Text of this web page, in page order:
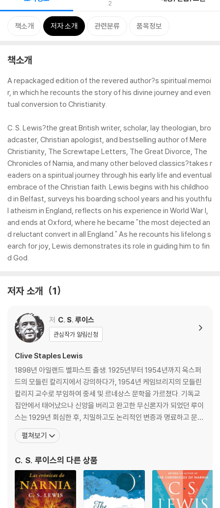
2
책소개 저자 소개 관련분류 품목정보
책소개
A repackaged edition of the revered author?s spiritual memoi
r, in which he recounts the story of his divine journey and even
tual conversion to Christianity.
C. S. Lewis?the great British writer, scholar, lay theologian, bro
adcaster, Christian apologist, and bestselling author of Mere
Christianity, The Screwtape Letters, The Great Divorce, The
Chronicles of Narnia, and many other beloved classics?takes r
eaders on a spiritual journey through his early life and eventual
embrace of the Christian faith. Lewis begins with his childhoo
d in Belfast, surveys his boarding school years and his youthfu
l atheism in England, reflects on his experience in World War I,
and ends at Oxford, where he became "the most dejected an
d reluctant convert in all England." As he recounts his lifelong s
earch for joy, Lewis demonstrates its role in guiding him to fin
d God.
저자 소개 1
저 C. S. 루이스
관심작가 알림신청
Clive Staples Lewis
1898년 아일랜드 벨파스트 출생. 1925년부터 1954년까지 옥스퍼
드의 모들린 칼리지에서 강의하다가, 1954년 케임브리지의 모들린
칼리지 교수로 부임하여 중세 및 르네상스 문학을 가르쳤다. 기독교
집안에서 태어났으나 신앙을 버리고 완고한 무신론자가 되었던 루이
스는 1929년 회심한 후, 치밀하고도 논리적인 변증과 명료하고 문학
적인 문체로 뛰어난 저작들을 남겼다. 1963년 작고했다. 홍성사가 역
간한 루이스의 저작으로는 『스크루테이프의 편지』, 『순전한 기독교』,
본 슬픔』, 『시편 사색』, 『네
펼쳐보기
C. S. 루이스의 다른 상품